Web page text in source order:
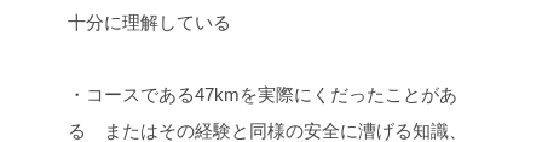
十分に理解している
・コースである47kmを実際にくだったことがあ
る
またはその経験と同様の安全に漕げる知識、